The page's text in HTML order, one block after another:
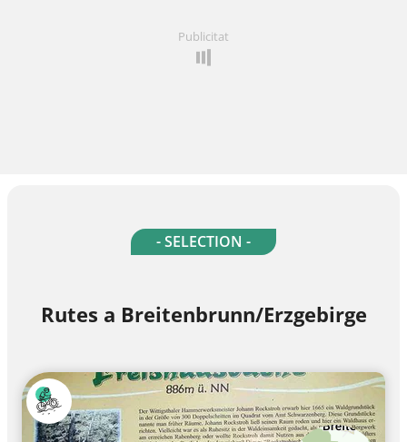
Publicitat
- SELECTION -
Rutes a Breitenbrunn/Erzgebirge